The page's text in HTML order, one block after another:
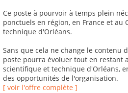
Ce poste à pourvoir à temps plein
ponctuels en région, en France et au
technique d'Orléans.
Sans que cela ne change le contenu
poste pourra évoluer tout en restant
scientifique et technique d'Orléans,
des opportunités de l'organisation.
[ voir l'offre complète ]